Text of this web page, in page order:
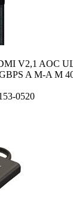
V2,1 AOC
A M-A M
0520